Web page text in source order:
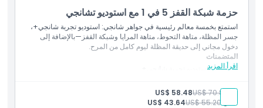
حزمة شبكة القفز 5 في 1 مع استوديو تشانجي
استمتع بخمسة معالم رئيسية في جواهر شانجي: استوديو تجربة شانجي+،
جسر المظلة، متاهة التحوط، متاهة المرايا وشبكة القفز—بالإضافة إلى
دخول مجاني إلى حديقة المظلة ليوم كامل من المرح.
اقرأ المزيد
المتضمنات
دخول إلى استوديو تجربة شانجي+
دخول مجاني إلى حديقة المظلة
بالغ: US$ 70.81
US$ 58.48
طفل:US$ 55.20
US$ 43.64